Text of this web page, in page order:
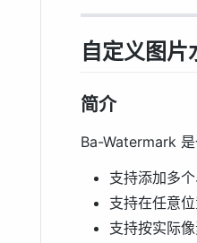
自定义图
简介
Ba-Watermark
支持添加多
支持在任意
支持按实际